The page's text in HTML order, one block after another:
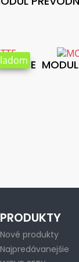
ATTE
PRODUKTY
Nové produkty
Najpredávanejšie